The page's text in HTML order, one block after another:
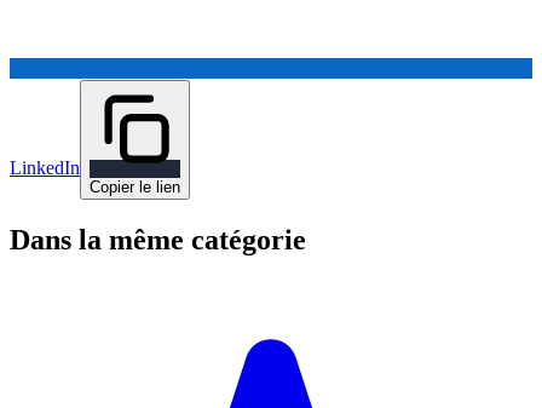
LinkedIn
Copier le lien
Dans la même catégorie